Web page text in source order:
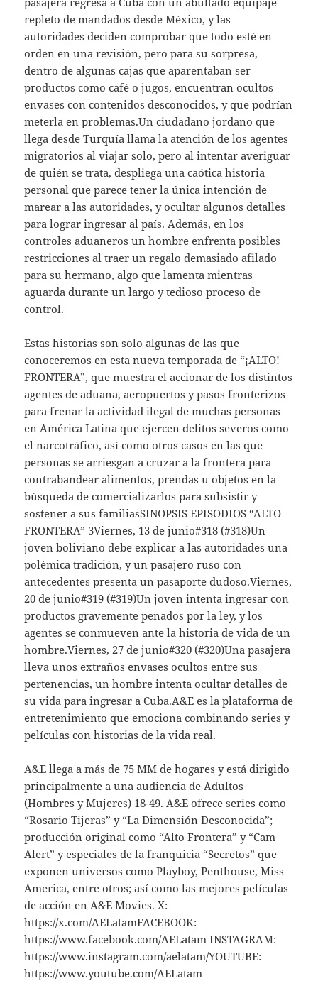
repleto de mandados desde México, y las
autoridades deciden comprobar que todo esté en
orden en una revisión, pero para su sorpresa,
dentro de algunas cajas que aparentaban ser
productos como café o jugos, encuentran ocultos
envases con contenidos desconocidos, y que podrían
meterla en problemas.Un ciudadano jordano que
llega desde Turquía llama la atención de los agentes
migratorios al viajar solo, pero al intentar averiguar
de quién se trata, despliega una caótica historia
personal que parece tener la única intención de
marear a las autoridades, y ocultar algunos detalles
para lograr ingresar al país. Además, en los
controles aduaneros un hombre enfrenta posibles
restricciones al traer un regalo demasiado afilado
para su hermano, algo que lamenta mientras
aguarda durante un largo y tedioso proceso de
control.
Estas historias son solo algunas de las que
conoceremos en esta nueva temporada de “¡ALTO!
FRONTERA”, que muestra el accionar de los distintos
agentes de aduana, aeropuertos y pasos fronterizos
para frenar la actividad ilegal de muchas personas
en América Latina que ejercen delitos severos como
el narcotráfico, así como otros casos en las que
personas se arriesgan a cruzar a la frontera para
contrabandear alimentos, prendas u objetos en la
búsqueda de comercializarlos para subsistir y
sostener a sus familiasSINOPSIS EPISODIOS “ALTO
FRONTERA” 3Viernes, 13 de junio#318 (#318)Un
joven boliviano debe explicar a las autoridades una
polémica tradición, y un pasajero ruso con
antecedentes presenta un pasaporte dudoso.Viernes,
20 de junio#319 (#319)Un joven intenta ingresar con
productos gravemente penados por la ley, y los
agentes se conmueven ante la historia de vida de un
hombre.Viernes, 27 de junio#320 (#320)Una pasajera
lleva unos extraños envases ocultos entre sus
pertenencias, un hombre intenta ocultar detalles de
su vida para ingresar a Cuba.A&E es la plataforma de
entretenimiento que emociona combinando series y
películas con historias de la vida real.
A&E llega a más de 75 MM de hogares y está dirigido
principalmente a una audiencia de Adultos
(Hombres y Mujeres) 18-49. A&E ofrece series como
“Rosario Tijeras” y “La Dimensión Desconocida”;
producción original como “Alto Frontera” y “Cam
Alert” y especiales de la franquicia “Secretos” que
exponen universos como Playboy, Penthouse, Miss
America, entre otros; así como las mejores películas
de acción en A&E Movies. X:
https://x.com/AELatamFACEBOOK:
https://www.facebook.com/AELatam INSTAGRAM:
https://www.instagram.com/aelatam/YOUTUBE:
https://www.youtube.com/AELatam